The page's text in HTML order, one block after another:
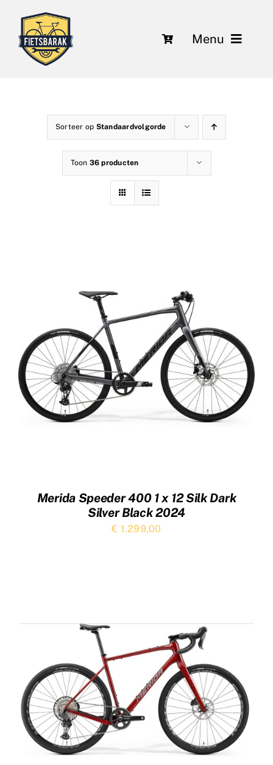
inhoud
Menu
Over ons
Herstelling en onderhoud
Sorteer op Standaardvolgorde
Toon 36 producten
Merida Speeder 400 1 x 12 Silk Dark
Silver Black 2024
€ 1.299,00